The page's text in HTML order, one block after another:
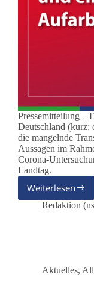
Pressemitteilung –
Deutschland (kurz:
die mangelnde
Aussagen im
Corona-
Landtag.
Weiterlesen
Corona-
Redaktion
Aktuelles,